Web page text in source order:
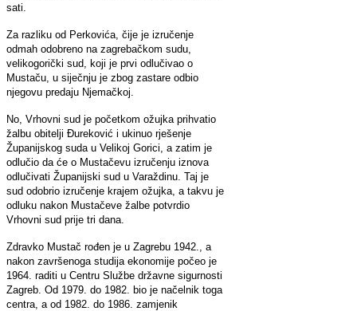
sati.
Za razliku od Perkovića, čije je izručenje
odmah odobreno na zagrebačkom sudu,
velikogorički sud, koji je prvi odlučivao o
Mustaču, u siječnju je zbog zastare odbio
njegovu predaju Njemačkoj.
No, Vrhovni sud je početkom ožujka prihvatio
žalbu obitelji Đureković i ukinuo rješenje
Županijskog suda u Velikoj Gorici, a zatim je
odlučio da će o Mustačevu izručenju iznova
odlučivati Županijski sud u Varaždinu. Taj je
sud odobrio izručenje krajem ožujka, a takvu je
odluku nakon Mustačeve žalbe potvrdio
Vrhovni sud prije tri dana.
Zdravko Mustač rođen je u Zagrebu 1942., a
nakon završenoga studija ekonomije počeo je
1964. raditi u Centru Službe državne sigurnosti
Zagreb. Od 1979. do 1982. bio je načelnik toga
centra, a od 1982. do 1986. zamjenik